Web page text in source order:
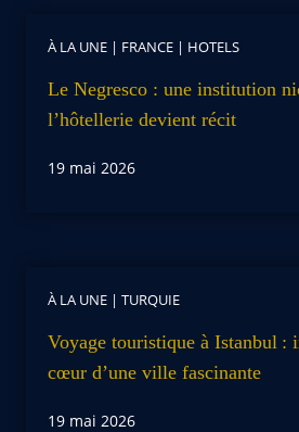
À LA UNE | FRANCE | HOTELS
Le Negresco : une institution
l’hôtellerie devient récit
19 mai 2026
À LA UNE | TURQUIE
Voyage touristique à Istanbul :
cœur d’une ville fascinante
19 mai 2026